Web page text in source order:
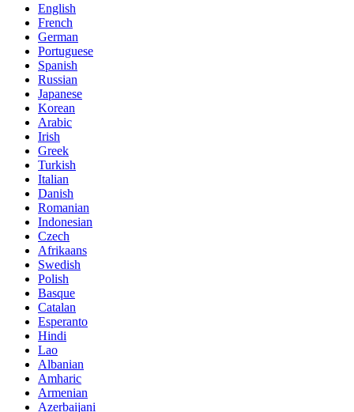
English
French
German
Portuguese
Spanish
Russian
Japanese
Korean
Arabic
Irish
Greek
Turkish
Italian
Danish
Romanian
Indonesian
Czech
Afrikaans
Swedish
Polish
Basque
Catalan
Esperanto
Hindi
Lao
Albanian
Amharic
Armenian
Azerbaijani